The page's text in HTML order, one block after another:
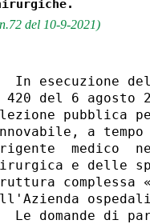
del 10-9-2021)
In esecuzione
420 del 6
pubblica
a
medico
e delle
complessa
Le domande di